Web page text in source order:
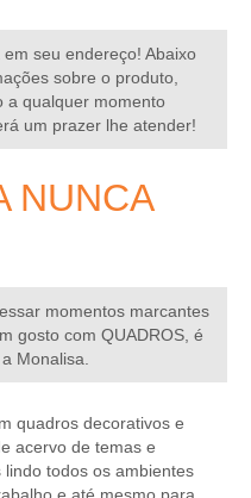
seu endereço! Abaixo
sobre o produto,
a qualquer momento
um prazer lhe atender!
NUNCA
momentos marcantes
gosto com QUADROS, é
Monalisa.
quadros decorativos e
acervo de temas e
todos os ambientes